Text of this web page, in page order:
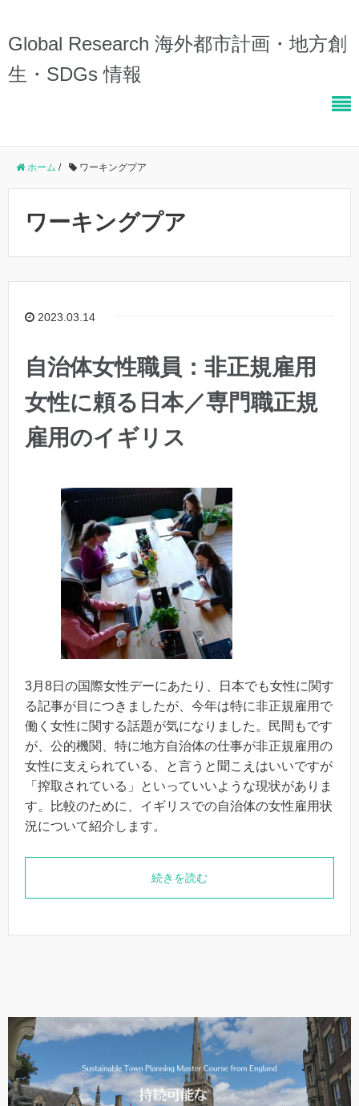
Global Research 海外都市計画・地方創
生・SDGs 情報
ホーム / ワーキングプア
ワーキングプア
2023.03.14
自治体女性職員：非正規雇用
女性に頼る日本／専門職正規
雇用のイギリス
3月8日の国際女性デーにあたり、日本でも女性に関す
る記事が目につきましたが、今年は特に非正規雇用で
働く女性に関する話題が気になりました。民間もです
が、公的機関、特に地方自治体の仕事が非正規雇用の
女性に支えられている、と言うと聞こえはいいですが
「搾取されている」といっていいような現状がありま
す。比較のために、イギリスでの自治体の女性雇用状
況について紹介します。
続きを読む